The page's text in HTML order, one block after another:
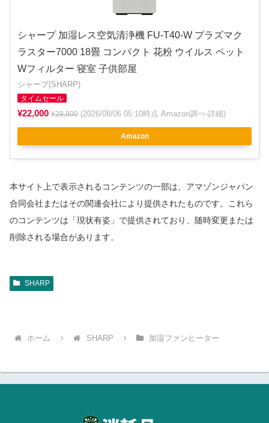
シャープ 加湿レス空気清浄機 FU-T40-W プラズマク
ラスター7000 18畳 コンパクト 花粉 ウイルス ペット
Wフィルター 寝室 子供部屋
シャープ(SHARP)
タイムセール
¥22,000 ¥29,800 (2026/08/06 05:10時点 Amazon調べ-詳細)
Amazon
本サイト上で表示されるコンテンツの一部は、アマゾンジャパン
合同会社またはその関連会社により提供されたものです。これら
のコンテンツは「現状有姿」で提供されており、随時変更または
削除される場合があります。
SHARP
ホーム SHARP 加湿ファンヒーター